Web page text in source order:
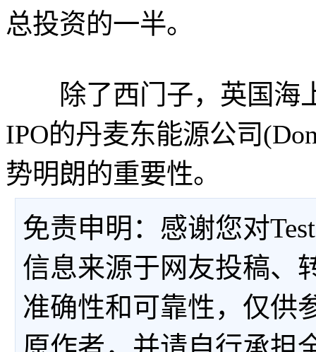
总投资的一半。
除了西门子，英国海
IPO的丹麦东能源公司
势明朗的重要性。
免责申明：感谢您对
信息来源于网友投稿、
准确性和可靠性，仅供